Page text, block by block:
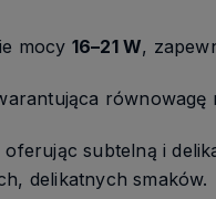
mocy 16–21 W,
równowagę
oferując subtelną i
delikatnych smaków.